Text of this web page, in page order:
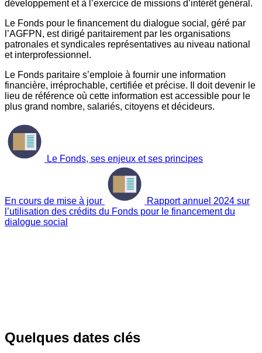
développement et à l’exercice de missions d’intérêt général.
Le Fonds pour le financement du dialogue social, géré par
l’AGFPN, est dirigé paritairement par les organisations
patronales et syndicales représentatives au niveau national
et interprofessionnel.
Le Fonds paritaire s’emploie à fournir une information
financière, irréprochable, certifiée et précise. Il doit devenir le
lieu de référence où cette information est accessible pour le
plus grand nombre, salariés, citoyens et décideurs.
Le Fonds, ses enjeux et ses principes
En cours de mise à jour
Rapport annuel 2024 sur
l’utilisation des crédits du Fonds pour le financement du
dialogue social
Quelques dates clés